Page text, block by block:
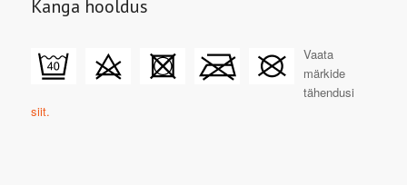
Kanga hooldus
Vaata
märkide
tähendusi
siit.